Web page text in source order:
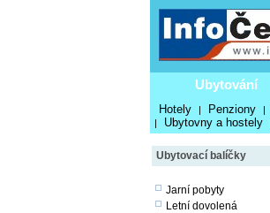
Ubytování
Hotely | Penziony |
| Ubytovny a hostely
Ubytovací balíčky
Jarní pobyty
Letní dovolená